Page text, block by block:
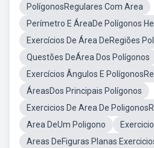
PolígonosRegulares Com Area
Perímetro E ÁreaDe Polígonos
Exercícios De Área DeRegiões
Questões DeÁrea Dos Polígonos
Exercícios Ângulos E
ÁreasDos Principais Polígonos
Exercicios De Area De
Area DeUm Poligono
Areas DeFiguras Planas